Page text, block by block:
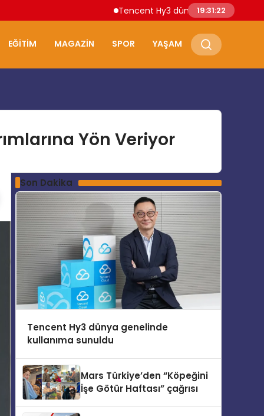
Tencent Hy3 dünya genelinde kullanıma
19:31:24
EĞITIM MAGAZIN SPOR YAŞAM
Yön Veriyor
Son Dakika
Tencent Hy3 dünya genelinde
kullanıma sunuldu
Mars Türkiye’den “Köpeğini
İşe Götür Haftası” çağrısı